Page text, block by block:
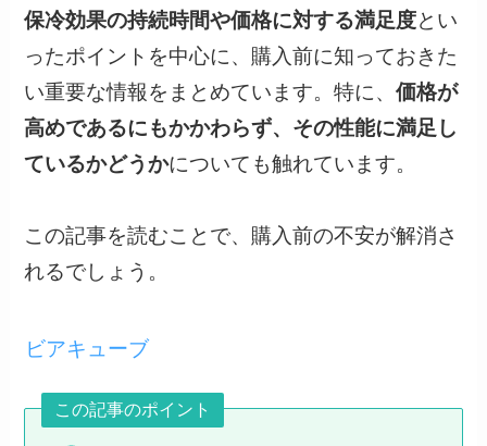
保冷効果の持続時間や価格に対する満足度とい
ったポイントを中心に、購入前に知っておきた
い重要な情報をまとめています。特に、価格が
高めであるにもかかわらず、その性能に満足し
ているかどうかについても触れています。
この記事を読むことで、購入前の不安が解消さ
れるでしょう。
ビアキューブ
この記事のポイント